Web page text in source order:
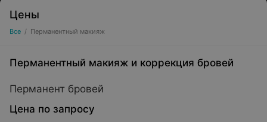
Цены
Все / Перманентный макияж
Перманентный макияж и коррекция бровей
Перманент бровей
Цена по запросу